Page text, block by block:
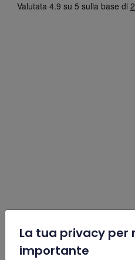
La tua privacy per
importante